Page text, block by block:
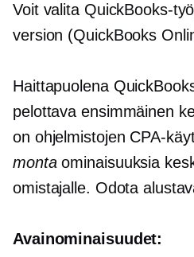
Voit valita QuickBooks-
version (QuickBooks
Haittapuolena
pelottavaensimmäinen
on ohjelmistojen CPA-
montaominaisuuksia
omistajalle. Odota
Avainominaisuudet: